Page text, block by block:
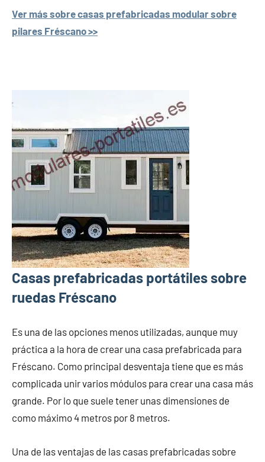
Ver más sobre casas prefabricadas modular sobre
pilares Fréscano >>
Casas prefabricadas portátiles sobre
ruedas Fréscano
Es una de las opciones menos utilizadas, aunque muy
práctica a la hora de crear una casa prefabricada para
Fréscano. Como principal desventaja tiene que es más
complicada unir varios módulos para crear una casa más
grande. Por lo que suele tener unas dimensiones de
como máximo 4 metros por 8 metros.
Una de las ventajas de las casas prefabricadas sobre